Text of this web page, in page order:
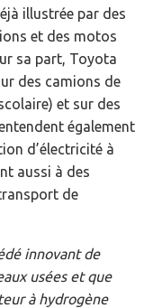
illustrée par des
et des motos
sa part, Toyota
des camions de
et sur des
également
d’électricité à
aussi à des
de
innovant de
usées et que
à hydrogène